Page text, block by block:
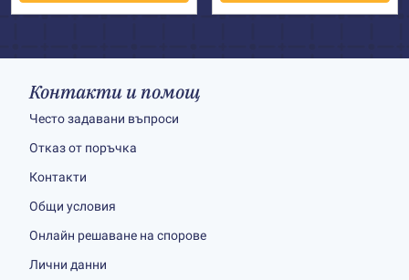
Контакти и помощ
Често задавани въпроси
Отказ от поръчка
Контакти
Общи условия
Онлайн решаване на спорове
Лични данни